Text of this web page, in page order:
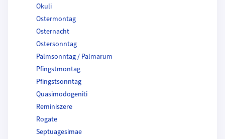
Okuli
Ostermontag
Osternacht
Ostersonntag
Palmsonntag / Palmarum
Pfingstmontag
Pfingstsonntag
Quasimodogeniti
Reminiszere
Rogate
Septuagesimae